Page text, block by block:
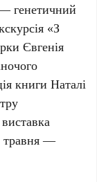
генетичний
«З
Євгенія
книги Наталі
травня —